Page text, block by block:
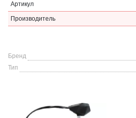
Артикул
Производитель
Бренд
Тип